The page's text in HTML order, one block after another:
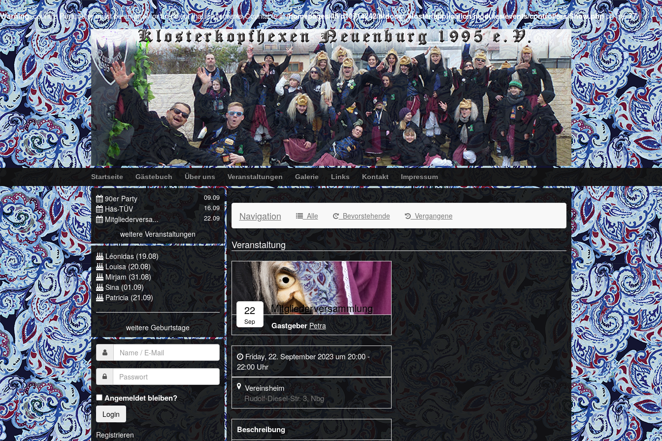
Warning: count(): Parameter must be an array or an object that implements Countable in/homepages/45/d19714242/htdocs/_kloster/application/modules/events/controllers/Show.phpon line77
Startseite Gästebuch Über uns Veranstaltungen Galerie Links Kontakt Impressum
Navigation Alle Bevorstehende Vergangene
Veranstaltung
22
Sep
Mitgliederversammlung
Gastgeber Petra
Friday, 22. September 2023 um 20:00 -
22:00 Uhr
Vereinsheim
Rudolf-Diesel-Str. 3, Nbg
Beschreibung
90er Party 09.09
Häs-TÜV 16.09
Mitgliederversa... 22.09
weitere Veranstaltungen
Léonidas(19.08)
Louisa(20.08)
Mirjam(31.08)
Sina (01.09)
Patricia(21.09)
weitere Geburtstage
Angemeldet bleiben?
Login
Registrieren